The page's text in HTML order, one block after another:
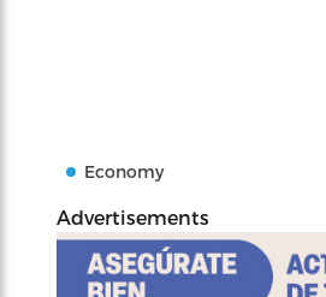
Economy
Advertisements